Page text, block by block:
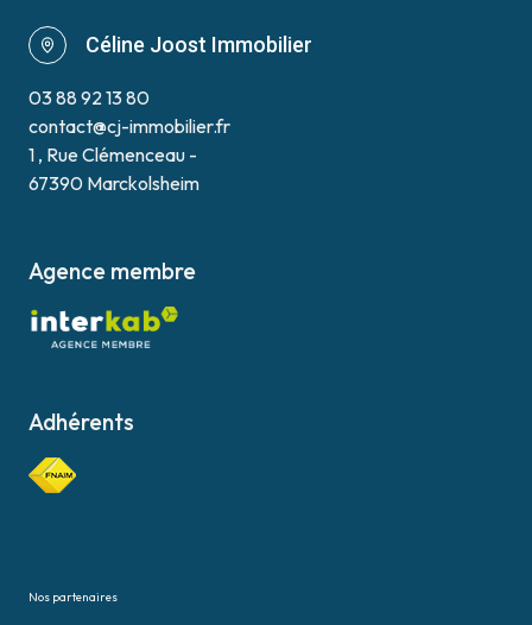
Céline Joost Immobilier
03 88 92 13 80
contact@cj-immobilier.fr
1 , Rue Clémenceau -
67390 Marckolsheim
Agence membre
Adhérents
Nos partenaires